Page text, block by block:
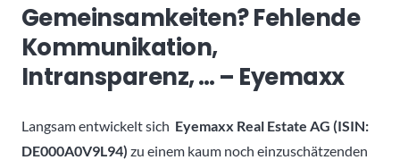
Gemeinsamkeiten? Fehlende
Kommunikation,
Intransparenz, … – Eyemaxx
Langsam entwickelt sich Eyemaxx Real Estate AG (ISIN:
DE000A0V9L94) zu einem kaum noch einzuschätzenden